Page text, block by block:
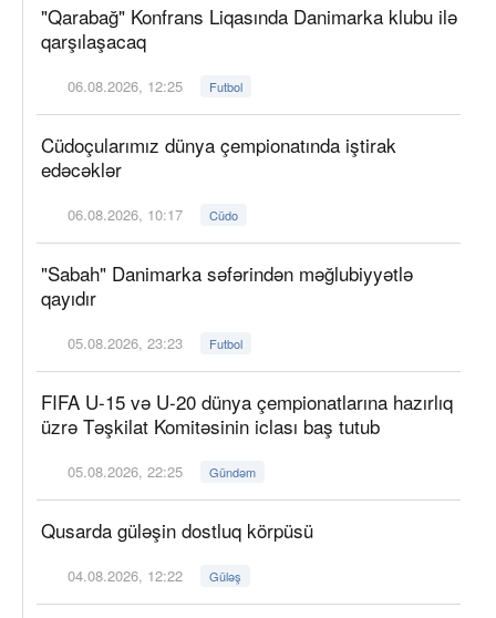
"Qarabağ" Konfrans Liqasında Danimarka klubu ilə
qarşılaşacaq
06.08.2026, 12:25 Futbol
Cüdoçularımız dünya çempionatında iştirak
edəcəklər
06.08.2026, 10:17 Cüdo
"Sabah" Danimarka səfərindən məğlubiyyətlə
qayıdır
05.08.2026, 23:23 Futbol
FIFA U-15 və U-20 dünya çempionatlarına hazırlıq
üzrə Təşkilat Komitəsinin iclası baş tutub
05.08.2026, 22:25 Gündəm
Qusarda güləşin dostluq körpüsü
04.08.2026, 12:22 Güləş